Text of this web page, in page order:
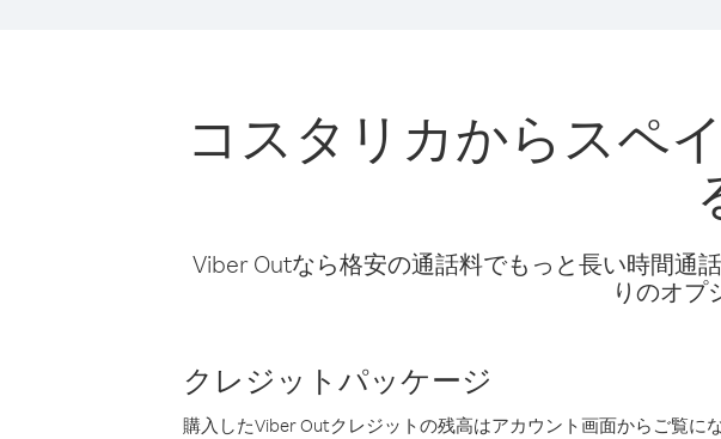
コスタリカからスペ
Viber Outなら格安の通話料でもっと長い時間通
りのオプ
クレジットパッケージ
購入したViber Outクレジットの残高はアカウント画面からご覧